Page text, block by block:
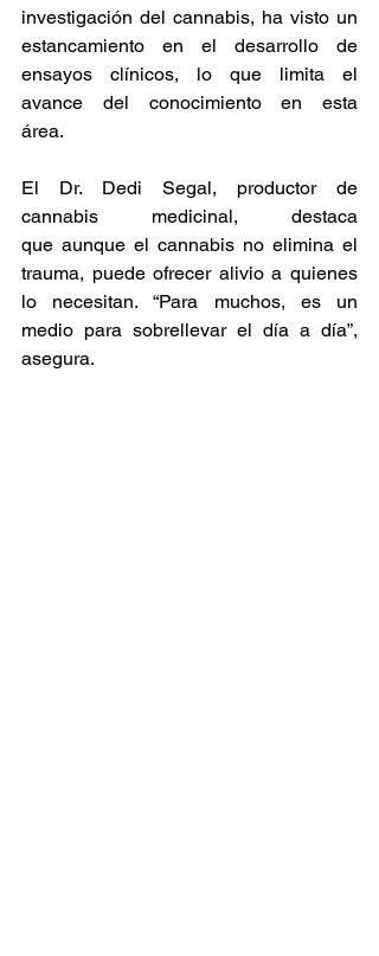
investigación del cannabis, ha visto un
estancamiento en el desarrollo de
ensayos clínicos, lo que limita el
avance del conocimiento en esta
área.
El Dr. Dedi Segal, productor de
cannabis medicinal, destaca
que aunque el cannabis no elimina el
trauma, puede ofrecer alivio a quienes
lo necesitan. “Para muchos, es un
medio para sobrellevar el día a día”,
asegura.